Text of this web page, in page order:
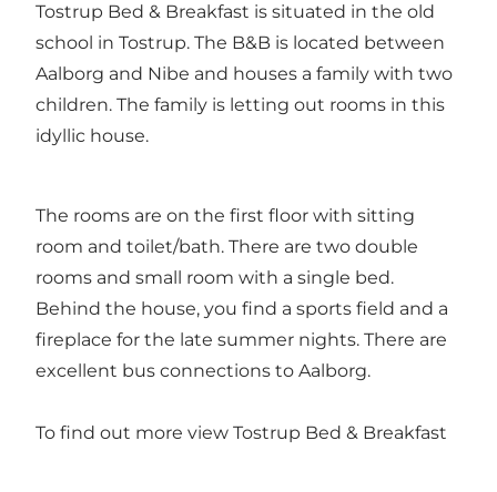
Tostrup Bed & Breakfast is situated in the old
school in Tostrup. The B&B is located between
Aalborg and Nibe and houses a family with two
children. The family is letting out rooms in this
idyllic house.
The rooms are on the first floor with sitting
room and toilet/bath. There are two double
rooms and small room with a single bed.
Behind the house, you find a sports field and a
fireplace for the late summer nights. There are
excellent bus connections to Aalborg.
To find out more view Tostrup Bed & Breakfast